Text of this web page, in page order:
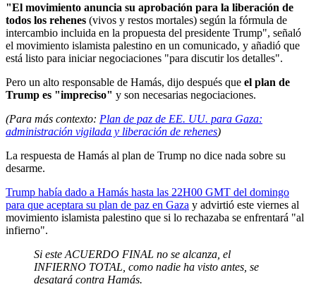
"El movimiento anuncia su aprobación para la liberación de
todos los rehenes (vivos y restos mortales) según la fórmula de
intercambio incluida en la propuesta del presidente Trump", señaló
el movimiento islamista palestino en un comunicado, y añadió que
está listo para iniciar negociaciones "para discutir los detalles".
Pero un alto responsable de Hamás, dijo después que el plan de
Trump es "impreciso" y son necesarias negociaciones.
(Para más contexto: Plan de paz de EE. UU. para Gaza:
administración vigilada y liberación de rehenes)
La respuesta de Hamás al plan de Trump no dice nada sobre su
desarme.
Trump había dado a Hamás hasta las 22H00 GMT del domingo
para que aceptara su plan de paz en Gaza y advirtió este viernes al
movimiento islamista palestino que si lo rechazaba se enfrentará "al
infierno".
Si este ACUERDO FINAL no se alcanza, el
INFIERNO TOTAL, como nadie ha visto antes, se
desatará contra Hamás.